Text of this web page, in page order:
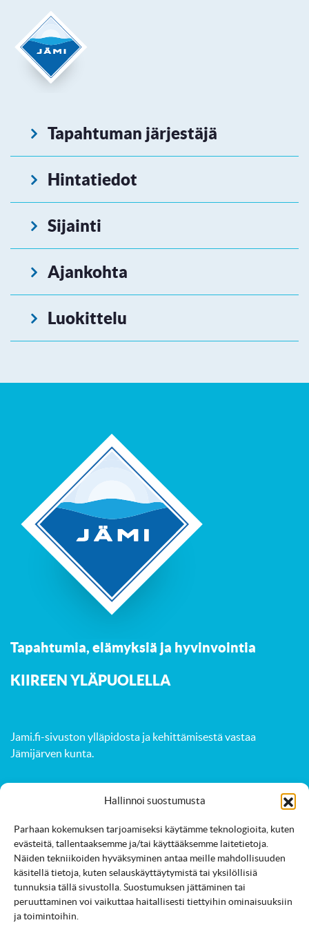
Hallinnoi suostumusta
Parhaan kokemuksen tarjoamiseksi käytämme teknologioita, kuten
evästeitä, tallentaaksemme ja/tai käyttääksemme laitetietoja.
Näiden tekniikoiden hyväksyminen antaa meille mahdollisuuden
käsitellä tietoja, kuten selauskäyttäytymistä tai yksilöllisiä
tunnuksia tällä sivustolla. Suostumuksen jättäminen tai
peruuttaminen voi vaikuttaa haitallisesti tiettyihin ominaisuuksiin
ja toimintoihin.
Tapahtuman järjestäjä
Hintatiedot
Sijainti
Ajankohta
Luokittelu
Tapahtumia, elämyksiä ja hyvinvointia
K IIREEN YLÄPUOLELLA
Jami.fi-sivuston ylläpidosta ja kehittämisestä vastaa
Jämijärven kunta.
Majoitus Ruokailut Palvelut Kartta